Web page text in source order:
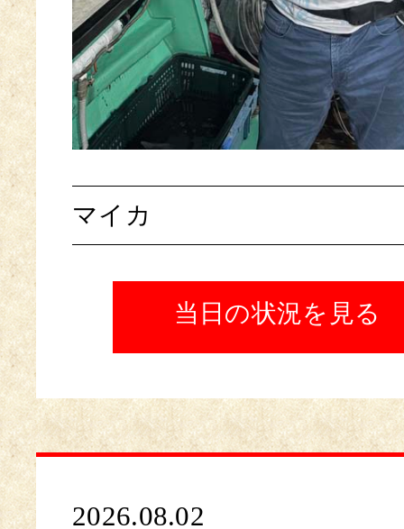
マイカ
当日の状況を見る
2026.08.02